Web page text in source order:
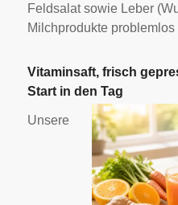
Feldsalat sowie Leber
Milchprodukte
Vitaminsaft, frisch
Start in den Tag
Unsere